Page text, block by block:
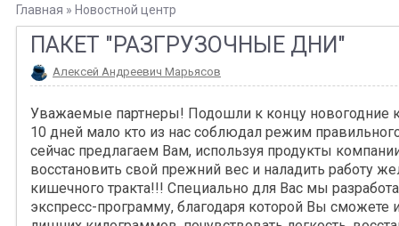
Главная » Новостной центр
ПАКЕТ "РАЗГРУЗОЧНЫЕ ДНИ"
Алексей Андреевич Марьясов
Уважаемые партнеры! Подошли к концу новогодние
10 дней мало кто из нас соблюдал режим
сейчас предлагаем Вам, используя продукты
восстановить свой прежний вес и наладить работу
кишечного тракта!!! Специально для Вас мы
экспресс-программу, благодаря которой Вы сможете